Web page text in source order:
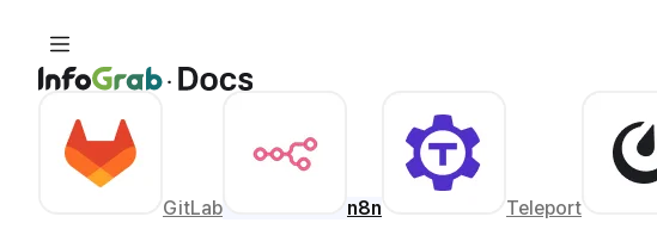
GitLab n8n Teleport